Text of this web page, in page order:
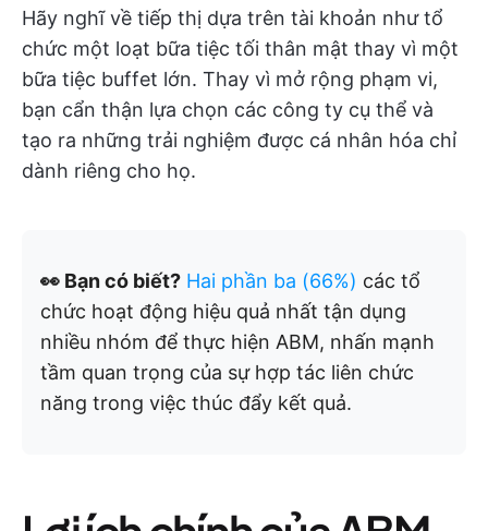
Hãy nghĩ về tiếp thị dựa trên tài khoản như tổ
chức một loạt bữa tiệc tối thân mật thay vì một
bữa tiệc buffet lớn. Thay vì mở rộng phạm vi,
bạn cẩn thận lựa chọn các công ty cụ thể và
tạo ra những trải nghiệm được cá nhân hóa chỉ
dành riêng cho họ.
👀 Bạn có biết? Hai phần ba (66%) các tổ
chức hoạt động hiệu quả nhất tận dụng
nhiều nhóm để thực hiện ABM, nhấn mạnh
tầm quan trọng của sự hợp tác liên chức
năng trong việc thúc đẩy kết quả.